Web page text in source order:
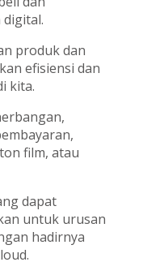
digital.
produk dan
efisiensi dan
kita.
film, atau
dapat
untuk urusan
hadirnya